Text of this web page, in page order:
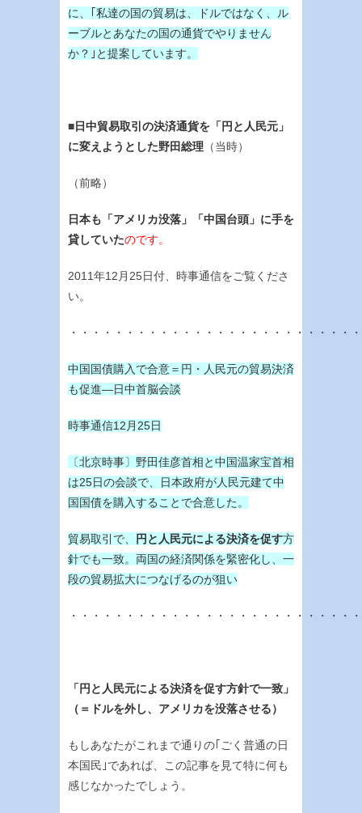
に、｢私達の国の貿易は、ドルではなく、ル
ーブルとあなたの国の通貨でやりません
か？｣と提案しています。
■日中貿易取引の決済通貨を「円と人民元」
に変えようとした野田総理 （当時）
（前略）
日本も「アメリカ没落」「中国台頭」に手を
貸していたのです。
2011年12月25日付、時事通信をご覧くださ
い。
・・・・・・・・・・・・・・・・・・・・・・・・・
中国国債購入で合意＝円・人民元の貿易決済
も促進―日中首脳会談
時事通信12月25日
〔北京時事〕野田佳彦首相と中国温家宝首相
は25日の会談で、日本政府が人民元建て中
国国債を購入することで合意した。
貿易取引で、 円と人民元による決済を促す方
針でも一致。両国の経済関係を緊密化し、一
段の貿易拡大につなげるのが狙い
・・・・・・・・・・・・・・・・・・・・・・・・・
「円と人民元による決済を促す方針で一致」
（＝ドルを外し、アメリカを没落させる）
もしあなたがこれまで通りの｢ごく普通の日
本国民｣であれば、この記事を見て特に何も
感じなかったでしょう。